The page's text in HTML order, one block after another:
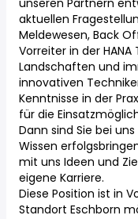
unseren Partnern
aktuellen
Meldewesen, Back
Vorreiter in der
Landschaften und
innovativen
Kenntnisse in der
für die
Dann sind Sie bei
Wissen
mit uns Ideen und
eigene Karriere.
Diese Position ist in
Standort Eschborn